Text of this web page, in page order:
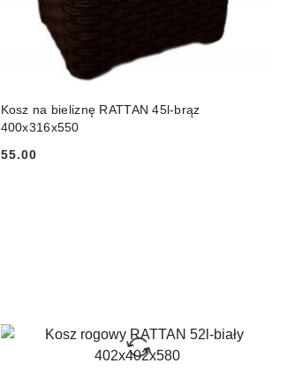
Kosz na bieliznę RATTAN 45l-brąz
400x316x550
Cena:
55.00